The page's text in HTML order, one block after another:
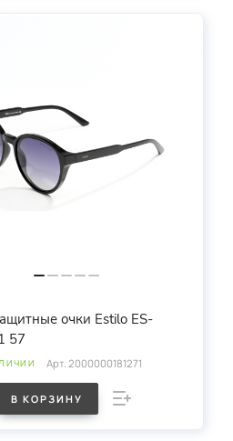
очки Estilo ES-
57
Арт.2000000181271
В КОРЗИНУ